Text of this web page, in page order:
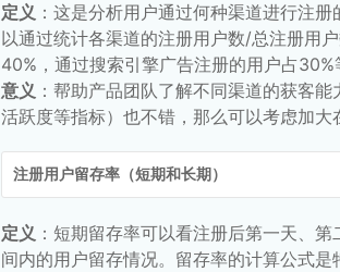
定义 ：这是分析用户通过何种渠道进行注
以通过统计各渠道的注册用户数/总注册用
40%，通过搜索引擎广告注册的用户占30%
意义 ：帮助产品团队了解不同渠道的获客
活跃度等指标）也不错，那么可以考虑加大
注册用户留存率（短期和长期）
定义 ：短期留存率可以看注册后第一天、
间内的用户留存情况。留存率的计算公式